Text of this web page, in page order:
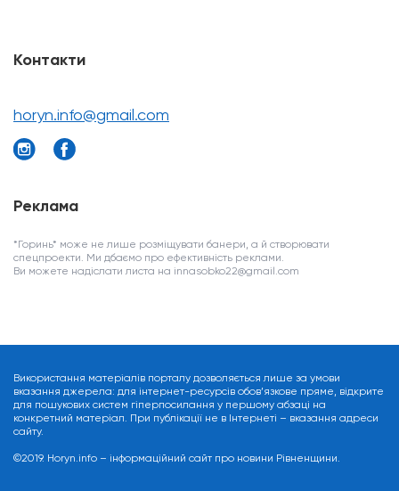
Контакти
horyn.info@gmail.com
Реклама
*Горинь* може не лише розміщувати банери, а й створювати
спецпроекти. Ми дбаємо про ефективність реклами.
Ви можете надіслати листа на innasobko22@gmail.com
Використання матеріалів порталу дозволяється лише за умови
вказання джерела: для інтернет-ресурсів обов’язкове пряме, відкрите
для пошукових систем гіперпосилання у першому абзаці на
конкретний матеріал. При публікації не в Інтернеті – вказання адреси
сайту.
©2019. Horyn.info – інформаційний сайт про новини Рівненщини.